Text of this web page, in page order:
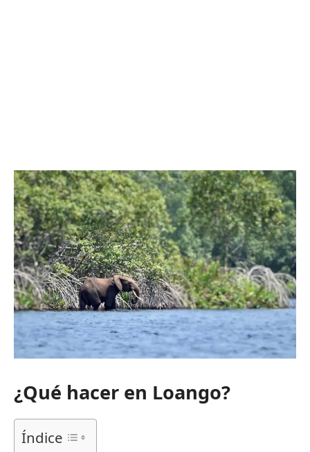
¿Qué hacer en Loango?
Índice